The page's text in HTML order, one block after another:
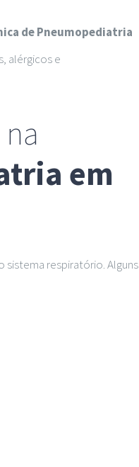
de Pneumopediatria
alérgicos e
em
sistema respiratório. Alguns